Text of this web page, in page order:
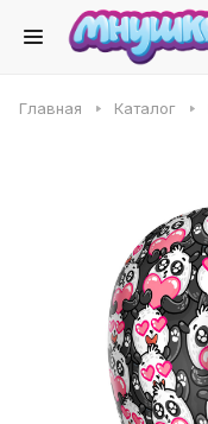
Главная Каталог